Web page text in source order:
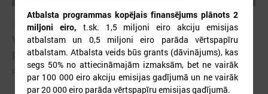
2022. gada 05. decembris
VARAM organizē semināru par mājaslapu
piekļūstamības jautājumiem
Pieteikšanās semināram līdz 13.decembrim
Atbalsta programmas kopējais finansējums plānots 2
miljoni eiro, t.sk. 1,5 miljoni eiro akciju emisijas
atbalstam un 0,5 miljoni eiro parāda vērtspapīru
atbalstam. Atbalsta veids būs grants (dāvinājums), kas
segs 50% no attiecināmajām izmaksām, bet ne vairāk
par 100 000 eiro akciju emisijas gadījumā un ne vairāk
par 20 000 eiro parāda vērtspapīru emisijas gadījumā.